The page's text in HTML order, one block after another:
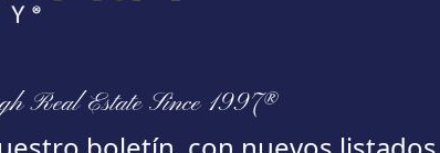
Real Estate Since 1997®